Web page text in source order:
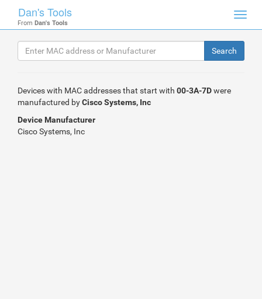
Dan's Tools
From Dan's Tools
Devices with MAC addresses that start with 00-3A-7Dwere
manufactured byCisco Systems, Inc
Device Manufacturer
Cisco Systems, Inc